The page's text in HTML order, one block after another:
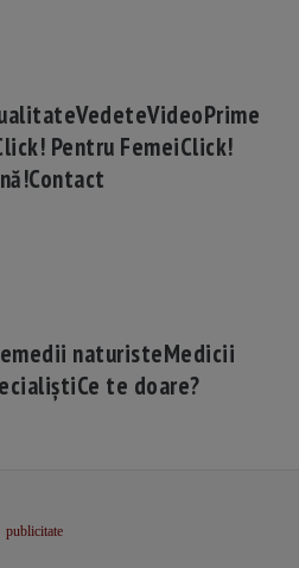
VedeteVideoPrime
Pentru FemeiClick!
Contact
naturisteMedicii
Ce te doare?